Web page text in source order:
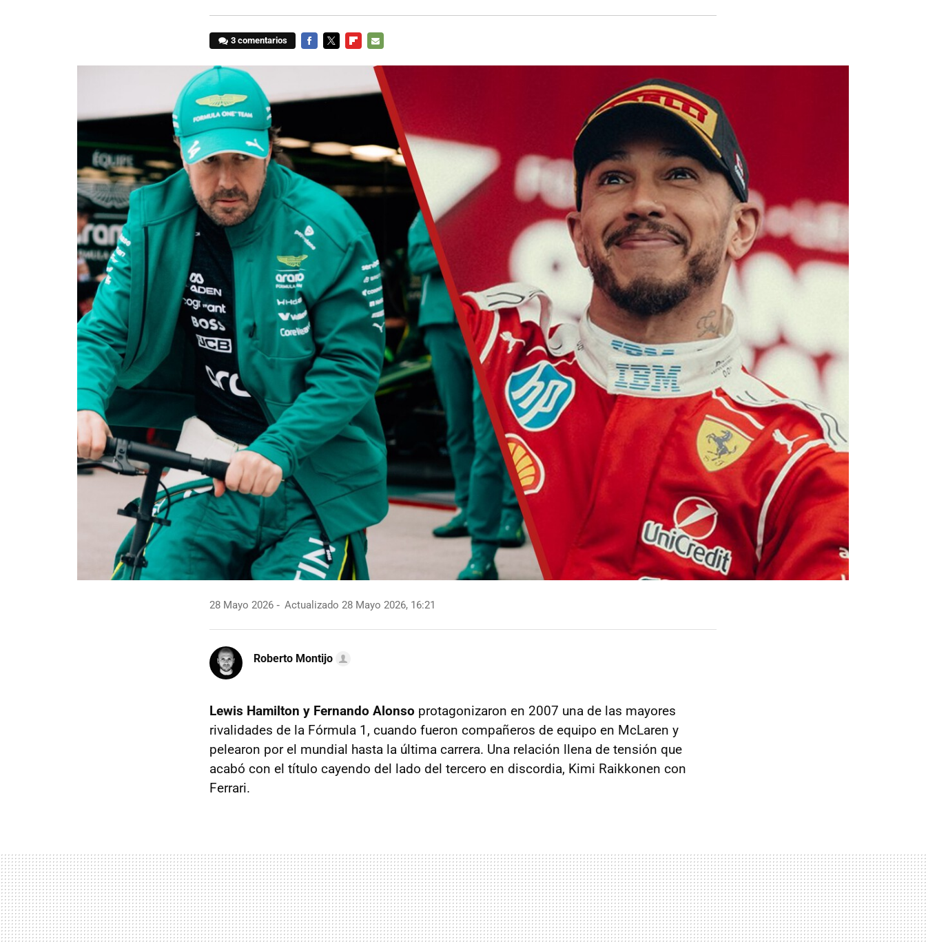
3 comentarios
MAIL
28 Mayo 2026 Actualizado 28 Mayo 2026, 16:21
Roberto Montijo
Lewis Hamilton y Fernando Alonso protagonizaron en 2007 una de las mayores
rivalidades de la Fórmula 1, cuando fueron compañeros de equipo en McLaren y
pelearon por el mundial hasta la última carrera. Una relación llena de tensión que
acabó con el título cayendo del lado del tercero en discordia, Kimi Raikkonen con
Ferrari.